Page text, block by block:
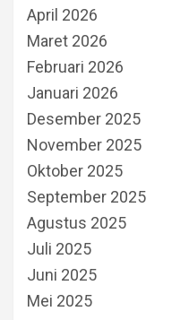
April 2026
Maret 2026
Februari 2026
Januari 2026
Desember 2025
November 2025
Oktober 2025
September 2025
Agustus 2025
Juli 2025
Juni 2025
Mei 2025